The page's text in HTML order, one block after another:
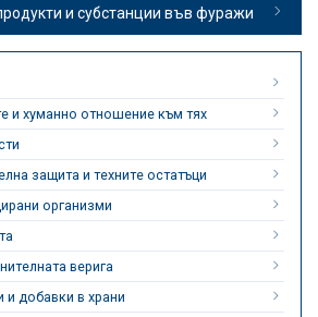
и субстанции във фуражи
и хуманно отношение към тях
защита и техните остатъци
организми
верига
и добавки в храни